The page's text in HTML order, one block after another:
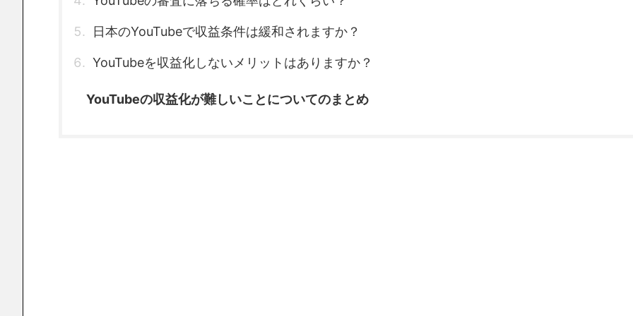
日本のYouTubeで収益条件は緩和されますか？
YouTubeを収益化しないメリットはありますか？
YouTubeの収益化が難しいことについてのまとめ